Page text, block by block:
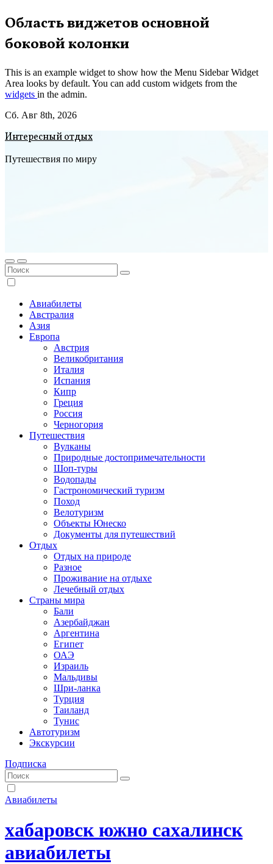
Перейти
к
содержимому
Область виджетов основной
боковой колонки
This is an example widget to show how the Menu Sidebar Widget
Area looks by default. You can add custom widgets from the
widgets in the admin.
Сб. Авг 8th, 2026
Интересный отдых
Путешествия по миру
Авиабилеты
Австралия
Азия
Европа
Австрия
Великобритания
Италия
Испания
Кипр
Греция
Россия
Черногория
Путешествия
Вулканы
Природные достопримечательности
Шоп-туры
Водопады
Гастрономический туризм
Поход
Велотуризм
Объекты Юнеско
Документы для путешествий
Отдых
Отдых на природе
Разное
Проживание на отдыхе
Лечебный отдых
Страны мира
Бали
Азербайджан
Аргентина
Египет
ОАЭ
Израиль
Мальдивы
Шри-ланка
Турция
Таиланд
Тунис
Автотуризм
Экскурсии
Подписка
Авиабилеты
хабаровск южно сахалинск
авиабилеты